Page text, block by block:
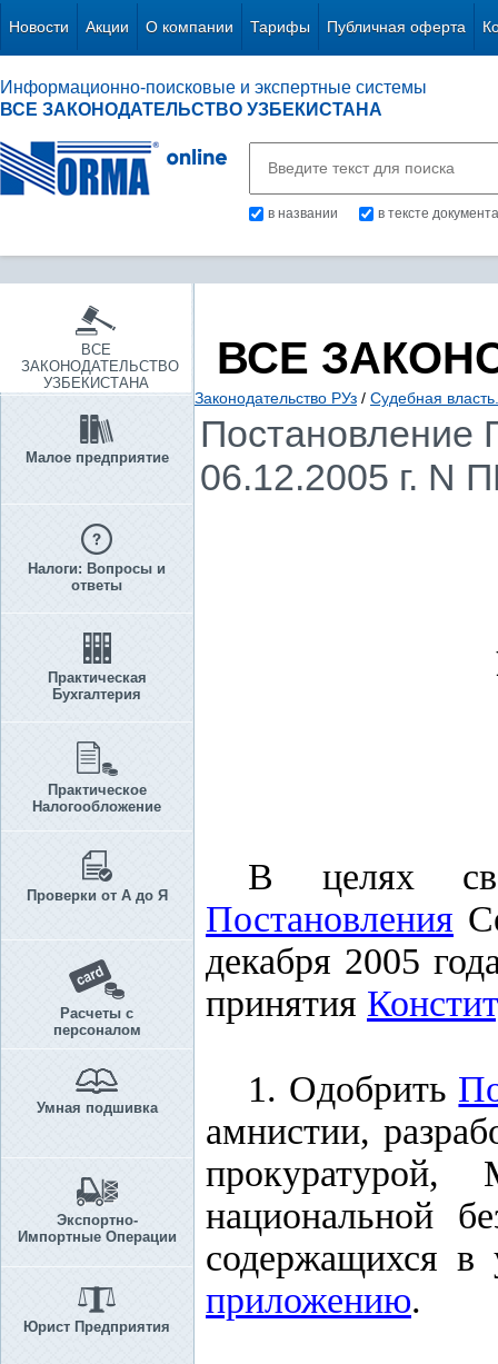
Новости Акции О компании Тарифы Публичная оферта
Информационно-поисковые и экспертные системы
ВСЕ ЗАКОНОДАТЕЛЬСТВО УЗБЕКИСТАНА
в названии в тексте документа
ВСЕ
ЗАКОНОДАТЕЛЬСТВО
УЗБЕКИСТАНА
Малое предприятие
Налоги: Вопросы и
ответы
Практическая
Бухгалтерия
Практическое
Налогообложение
Проверки от А до Я
Расчеты с
персоналом
Умная подшивка
Экспортно-
Импортные Операции
Юрист Предприятия
ВСЕ
Законодательство РУз / Судебная
Постановление
06.12.2005 г. N
В целях
Постановления
декабря 2005
принятия
1. Одобрить
амнистии,
национальной
содержащихся в
приложению.